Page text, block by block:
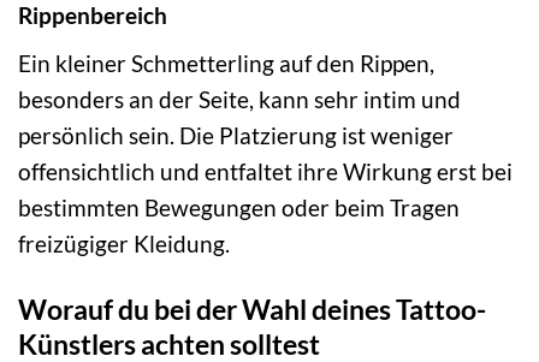
Rippenbereich
Ein kleiner Schmetterling auf den Rippen,
besonders an der Seite, kann sehr intim und
persönlich sein. Die Platzierung ist weniger
offensichtlich und entfaltet ihre Wirkung erst bei
bestimmten Bewegungen oder beim Tragen
freizügiger Kleidung.
Worauf du bei der Wahl deines Tattoo-
Künstlers achten solltest